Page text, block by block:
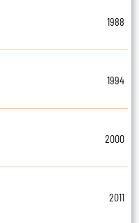
1988
1994
2000
2011